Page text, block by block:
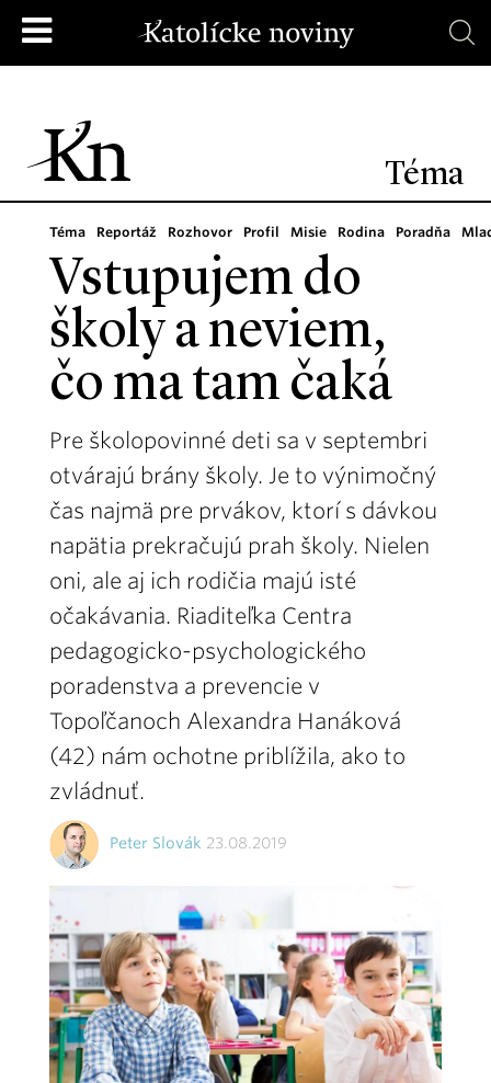
Téma
Téma Reportáž Rozhovor Profil Misie Rodina Poradňa
Vstupujem do
školy a neviem,
čo ma tam čaká
Pre školopovinné deti sa v septembri
otvárajú brány školy. Je to výnimočný
čas najmä pre prvákov, ktorí s dávkou
napätia prekračujú prah školy. Nielen
oni, ale aj ich rodičia majú isté
očakávania. Riaditeľka Centra
pedagogicko-psychologického
poradenstva a prevencie v
Topoľčanoch Alexandra Hanáková
(42) nám ochotne priblížila, ako to
zvládnuť.
Peter Slovák 23.08.2019